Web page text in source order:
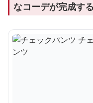
なコーデが完成す